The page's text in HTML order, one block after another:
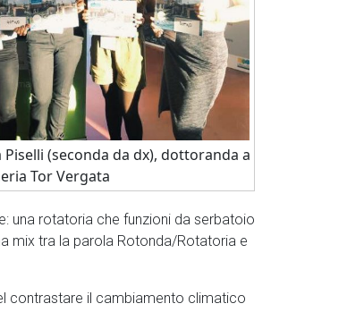
(seconda da dx), dottoranda a
Tor Vergata
una rotatoria che funzioni da serbatoio
mix tra la parola Rotonda/Rotatoria e
contrastare il cambiamento climatico